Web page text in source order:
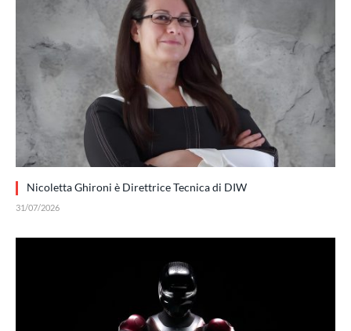
Nicoletta Ghironi è Direttrice Tecnica di DIW
31/07/2026